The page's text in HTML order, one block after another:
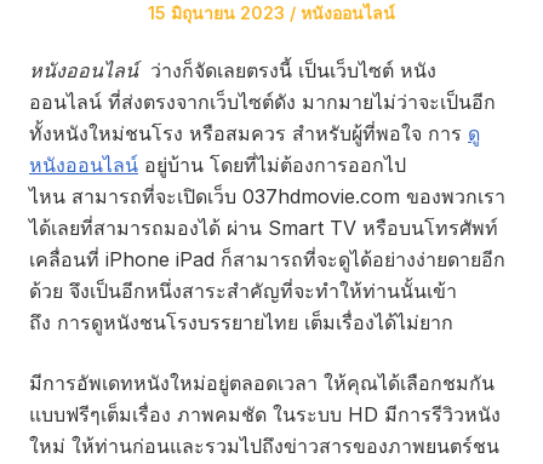
Posted
15 มิถุนายน 2023
Posted
หนังออนไลน์
หนังออนไลน์ว่างก็จัดเลยตรงนี้ เป็นเว็บไซต์ หนัง
ออนไลน์ ที่ส่งตรงจากเว็บไซต์ดัง มากมายไม่ว่าจะเป็นอีก
ทั้งหนังใหม่ชนโรง หรือสมควร สำหรับผู้ที่พอใจ การ ดู
หนังออนไลน์ อยู่บ้าน โดยที่ไม่ต้องการออกไป
ไหน สามารถที่จะเปิดเว็บ 037hdmovie.com ของพวกเรา
ได้เลยที่สามารถมองได้ ผ่าน Smart TV หรือบนโทรศัพท์
เคลื่อนที่ iPhone iPad ก็สามารถที่จะดูได้อย่างง่ายดายอีก
ด้วย จึงเป็นอีกหนึ่งสาระสำคัญที่จะทำให้ท่านนั้นเข้า
ถึง การดูหนังชนโรงบรรยายไทย เต็มเรื่องได้ไม่ยาก
มีการอัพเดทหนังใหม่อยู่ตลอดเวลา ให้คุณได้เลือกชมกัน
แบบฟรีๆเต็มเรื่อง ภาพคมชัด ในระบบ HD มีการรีวิวหนัง
ใหม่ ให้ท่านก่อนและรวมไปถึงข่าวสารของภาพยนตร์ชน